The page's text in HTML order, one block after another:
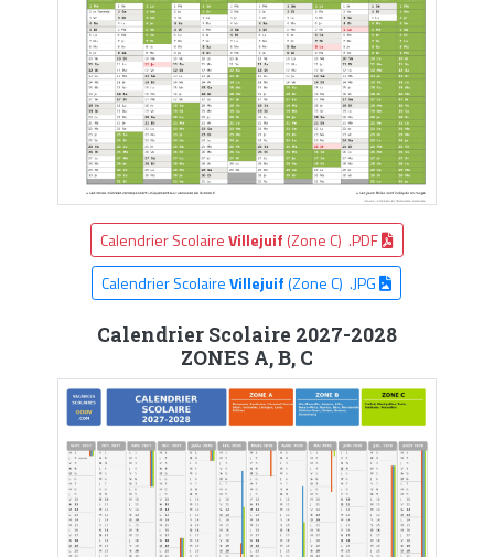
Calendrier ScolaireVillejuif (Zone C) .PDF
Calendrier ScolaireVillejuif(Zone C) .JPG
Calendrier Scolaire 2027-2028
ZONES A, B, C